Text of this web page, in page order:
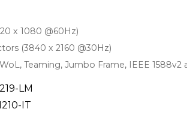
x 1080 @60Hz)
(3840 x 2160 @30Hz)
Teaming, Jumbo Frame, IEEE 1588v2
LM
IT